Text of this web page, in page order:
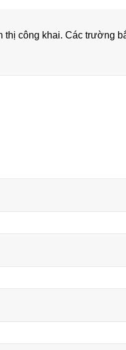
thị công khai. Các trường